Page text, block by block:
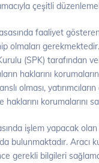
çeşitli
faaliyet
olmaları
(SPK) tarafından
haklarını
olması,
haklarını korumalarını
işlem yapacak olan
bulunmaktadır. Aracı
gerekli bilgileri